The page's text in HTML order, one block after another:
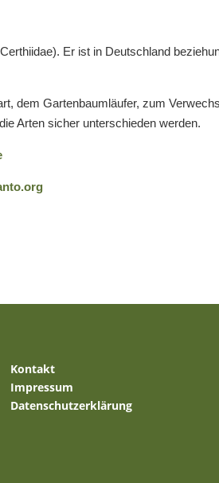
Er ist in Deutschland
dem Gartenbaumläufer, zum
Arten sicher unterschieden werden.
Kontakt
Impressum
Datenschutzerklärung